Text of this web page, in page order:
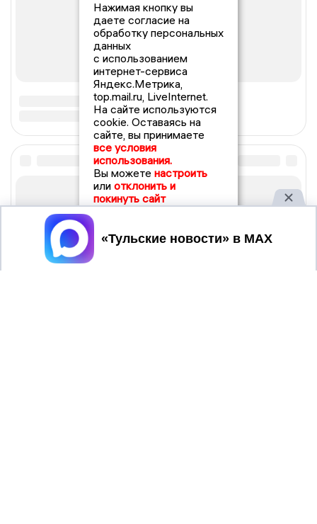
Нажимая кнопку вы
даете согласие на
обработку персональных
данных
с использованием
интернет-сервиса
Яндекс.Метрика,
top.mail.ru, LiveInternet.
На сайте используются
cookie. Оставаясь на
сайте, вы принимаете
все условия
использования.
Вы можете настроить
или отклонить и
покинуть сайт
Принять